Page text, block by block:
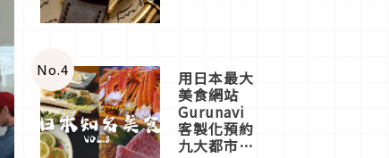
No.4 用日本最大
美食網站
Gurunavi
客製化預約
九大都市餐